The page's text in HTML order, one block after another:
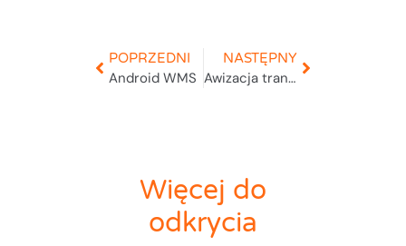
POPRZEDNI
Android WMS
NASTĘPNY
Awizacja transportu
Więcej do
odkrycia